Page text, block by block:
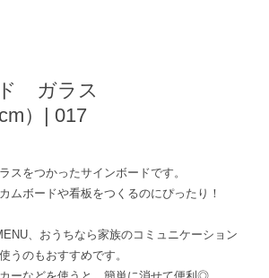
ガラス
）| 017
スをつかったサインボードです。
ムボードや看板をつくるのにぴったり！
、おうちなら家族のコミュニケーション
うのもおすすめです。